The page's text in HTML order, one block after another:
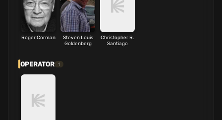
Roger Corman
Steven Louis
Goldenberg
Christopher R.
Santiago
OPERATOR 1